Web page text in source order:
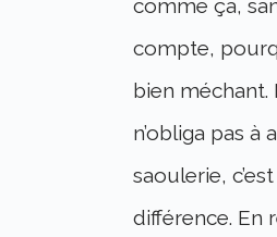
comme ça,
compte,
bien méchant.
n’obliga pas à
saoulerie,
différence. En